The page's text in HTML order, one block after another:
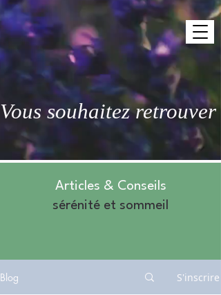
Vous souhaitez
Articles & Conseils
sérénité et sommeil
Blog S'inscrire